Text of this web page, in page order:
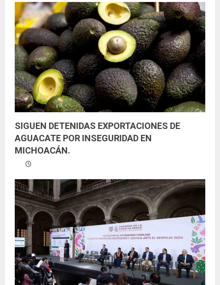
n
d
o
SIGUEN DETENIDAS EXPORTACIONES DE
AGUACATE POR INSEGURIDAD EN
MICHOACÁN.